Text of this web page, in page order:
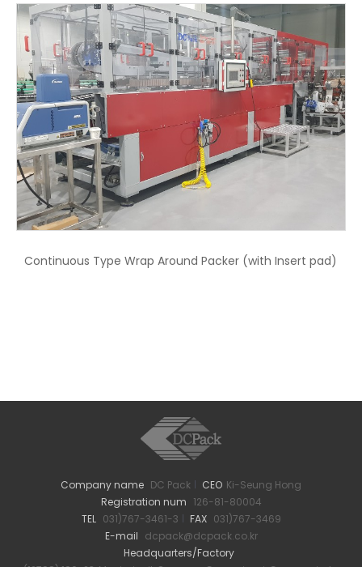
Continuous Type Wrap Around Packer (with Insert pad)
Company name DC Pack CEO Ki-Seung Hong
Registration num 126-81-80004
TEL 031)767-3461-3 FAX 031)767-3469
E-mail dcpack@dcpack.co.kr
Headquarters/Factory